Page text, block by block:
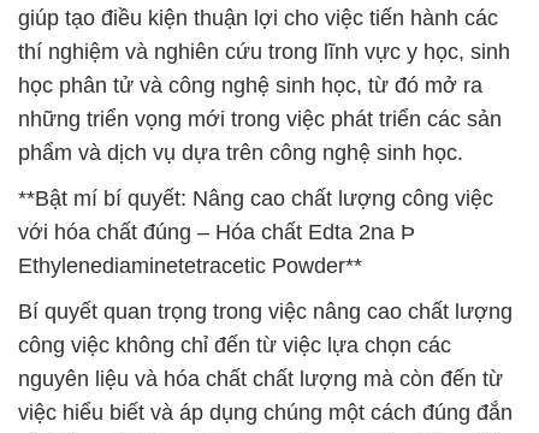
giúp tạo điều kiện thuận lợi cho việc tiến hành các
thí nghiệm và nghiên cứu trong lĩnh vực y học, sinh
học phân tử và công nghệ sinh học, từ đó mở ra
những triển vọng mới trong việc phát triển các sản
phẩm và dịch vụ dựa trên công nghệ sinh học.
**Bật mí bí quyết: Nâng cao chất lượng công việc
với hóa chất đúng – Hóa chất Edta 2na Þ
Ethylenediaminetetracetic Powder**
Bí quyết quan trọng trong việc nâng cao chất lượng
công việc không chỉ đến từ việc lựa chọn các
nguyên liệu và hóa chất chất lượng mà còn đến từ
việc hiểu biết và áp dụng chúng một cách đúng đắn